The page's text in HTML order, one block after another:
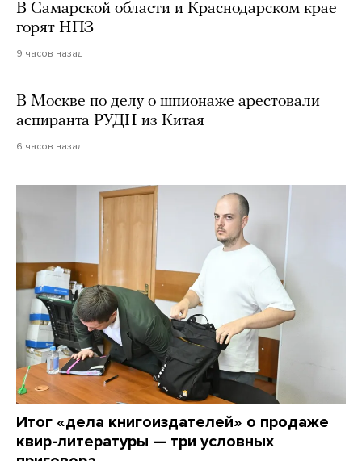
В Самарской области и Краснодарском крае
горят НПЗ
9 часов назад
В Москве по делу о шпионаже арестовали
аспиранта РУДН из Китая
6 часов назад
Итог «дела книгоиздателей» о продаже
квир-литературы — три условных